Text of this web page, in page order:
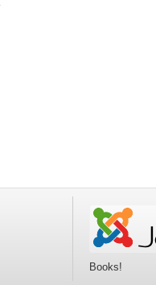
Books!